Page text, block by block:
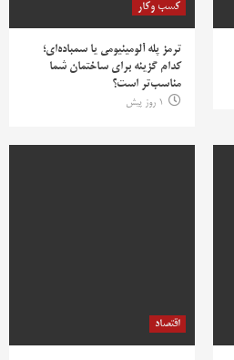
کسب وکار
ترمز پله آلومینیومی یا سمباده‌ای؛
کدام گزینه برای ساختمان شما
مناسب‌تر است؟
1 روز پیش
اقتصاد